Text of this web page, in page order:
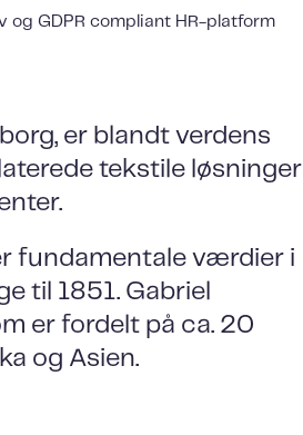
og GDPR compliant HR-platform
er blandt verdens
tekstile løsninger
fundamentale værdier i
til 1851. Gabriel
er fordelt på ca. 20
og Asien.